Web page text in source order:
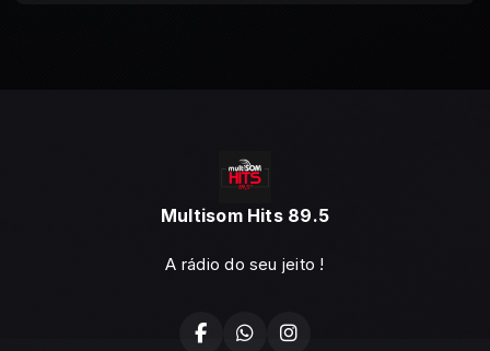
Multisom Hits 89.5
A rádio do seu jeito !